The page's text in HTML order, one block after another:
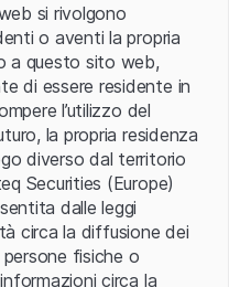
si rivolgono
o aventi la propria
a questo sito web,
di essere residente in
l’utilizzo del
la propria residenza
diverso dal territorio
Securities (Europe)
dalle leggi
circa la diffusione dei
fisiche o
circa la